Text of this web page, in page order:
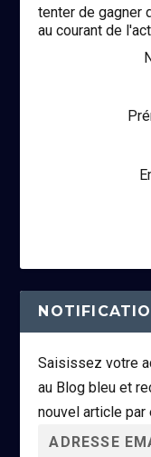
tenter de gagner
au courant de
Saisissez votre
au Blog bleu et
nouvel article par